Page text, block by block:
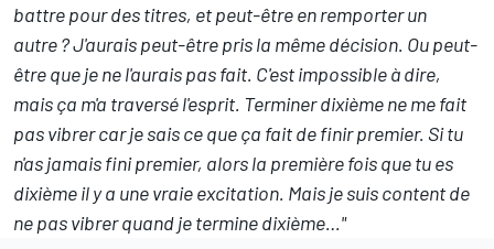
battre pour des titres, et peut-être en remporter un
autre ? J'aurais peut-être pris la même décision. Ou peut-
être que je ne l'aurais pas fait. C'est impossible à dire,
mais ça m'a traversé l'esprit. Terminer dixième ne me fait
pas vibrer car je sais ce que ça fait de finir premier. Si tu
n'as jamais fini premier, alors la première fois que tu es
dixième il y a une vraie excitation. Mais je suis content de
ne pas vibrer quand je termine dixième…"